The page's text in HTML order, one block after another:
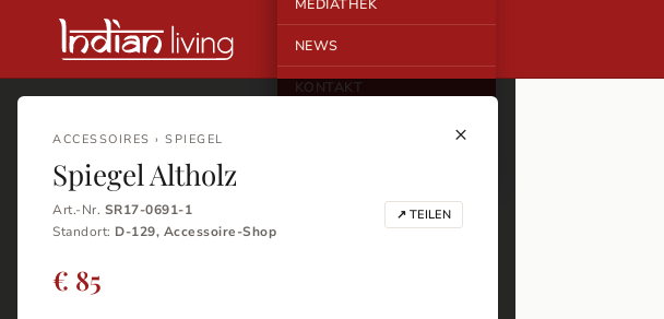
MEDIATHEK
NEWS
KONTAKT
×
ACCESSOIRES › SPIEGEL
Spiegel Altholz
Art.-Nr. SR17-0691-1
Standort: D-129, Accessoire-Shop
↗ TEILEN
€ 85